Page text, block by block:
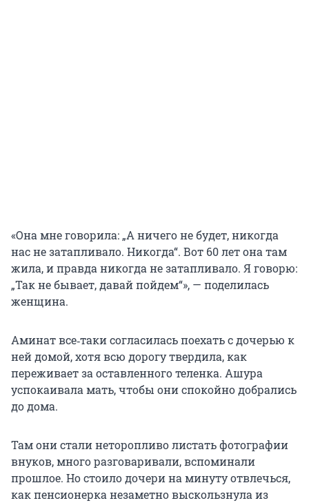
«Она мне говорила: „А ничего не будет, никогда
нас не затапливало. Никогда“. Вот 60 лет она там
жила, и правда никогда не затапливало. Я говорю:
„Так не бывает, давай пойдем“», — поделилась
женщина.
Аминат все‑таки согласилась поехать с дочерью к
ней домой, хотя всю дорогу твердила, как
переживает за оставленного теленка. Ашура
успокаивала мать, чтобы они спокойно добрались
до дома.
Там они стали неторопливо листать фотографии
внуков, много разговаривали, вспоминали
прошлое. Но стоило дочери на минуту отвлечься,
как пенсионерка незаметно выскользнула из